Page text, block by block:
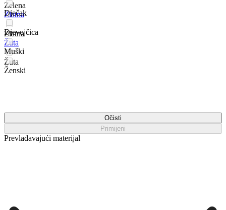
Zelena
Zlatna
Zlatna
Žuta
Žuta
Dječak
Djevojčica
Muški
Ženski
Očisti
Primijeni
Prevladavajući materijal